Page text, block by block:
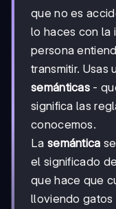
que no es
lo haces con la
persona
transmitir. Usas
semánticas -
significa las
conocemos.
La semántica
el significado
que hace que
lloviendo gatos